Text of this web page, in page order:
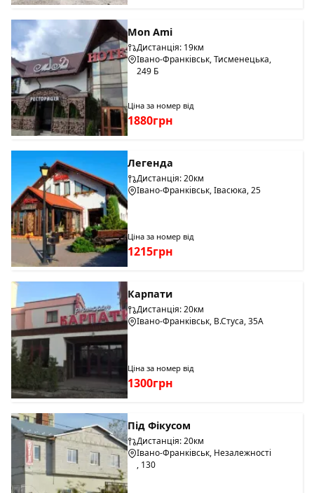
Mon Ami
Дистанція: 19км
Івано-Франківськ, Тисменецька,
249 Б
Ціна за номер від
1880грн
Легенда
Дистанція: 20км
Івано-Франківськ, Івасюка, 25
Ціна за номер від
1215грн
Карпати
Дистанція: 20км
Івано-Франківськ, В.Стуса, 35А
Ціна за номер від
1300грн
Під Фікусом
Дистанція: 20км
Івано-Франківськ, Незалежності
, 130